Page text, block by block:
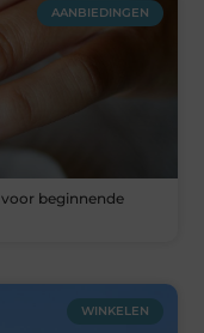
AANBIEDINGEN
beginnende
WINKELEN